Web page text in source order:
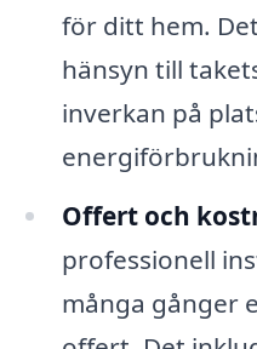
för ditt hem.
hänsyn till
inverkan på
Offert och
professionell
många gånger